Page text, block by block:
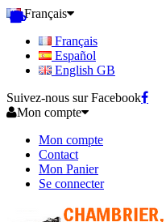
Français
Français
Español
English GB
Suivez-nous sur Facebook
Mon compte
Mon compte
Contact
Mon Panier
Se connecter